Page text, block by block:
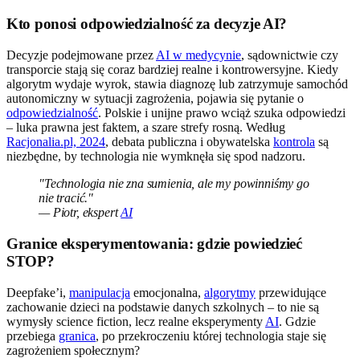
Kto ponosi odpowiedzialność za decyzje AI?
Decyzje podejmowane przez AI w medycynie, sądownictwie czy
transporcie stają się coraz bardziej realne i kontrowersyjne. Kiedy
algorytm wydaje wyrok, stawia diagnozę lub zatrzymuje samochód
autonomiczny w sytuacji zagrożenia, pojawia się pytanie o
odpowiedzialność. Polskie i unijne prawo wciąż szuka odpowiedzi
– luka prawna jest faktem, a szare strefy rosną. Według
Racjonalia.pl, 2024, debata publiczna i obywatelska kontrola są
niezbędne, by technologia nie wymknęła się spod nadzoru.
"Technologia nie zna sumienia, ale my powinniśmy go
nie tracić."
— Piotr, ekspertAI
Granice eksperymentowania: gdzie powiedzieć
STOP?
Deepfake’i, manipulacja emocjonalna, algorytmy przewidujące
zachowanie dzieci na podstawie danych szkolnych – to nie są
wymysły science fiction, lecz realne eksperymenty AI. Gdzie
przebiega granica, po przekroczeniu której technologia staje się
zagrożeniem społecznym?